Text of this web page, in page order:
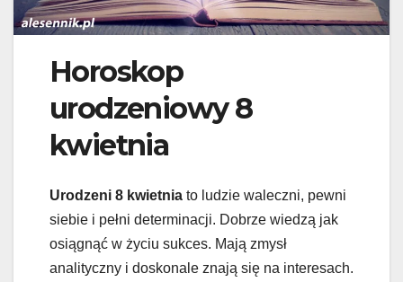
Horoskop
urodzeniowy 8
kwietnia
Urodzeni 8 kwietnia to ludzie waleczni, pewni
siebie i pełni determinacji. Dobrze wiedzą jak
osiągnąć w życiu sukces. Mają zmysł
analityczny i doskonale znają się na interesach.